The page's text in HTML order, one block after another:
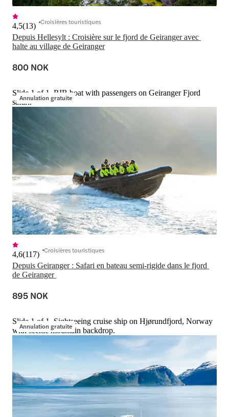
Depuis Hellesylt : Croisière sur le fjord de Geiranger avec
halte au village de Geiranger
4,5(13) Croisières touristiques
800 NOK
Annulation gratuite
Slide 1 of 1, RIB boat with passengers on Geiranger Fjord
safari.
Depuis Geiranger : Safari en bateau semi-rigide dans le fjord
de Geiranger
4,6(117) Croisières touristiques
895 NOK
Annulation gratuite
Slide 1 of 1, Sightseeing cruise ship on Hjørundfjord, Norway
with scenic mountain backdrop.